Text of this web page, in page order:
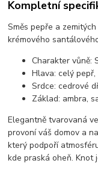
Kompletní
Směs pepře a
krémového
Charakter vůně:
Hlava: celý
Srdce: cedrové
Základ: ambra,
Elegantně tvarovaná
provoní váš domov a
který podpoří
kde praská oheň. Knot